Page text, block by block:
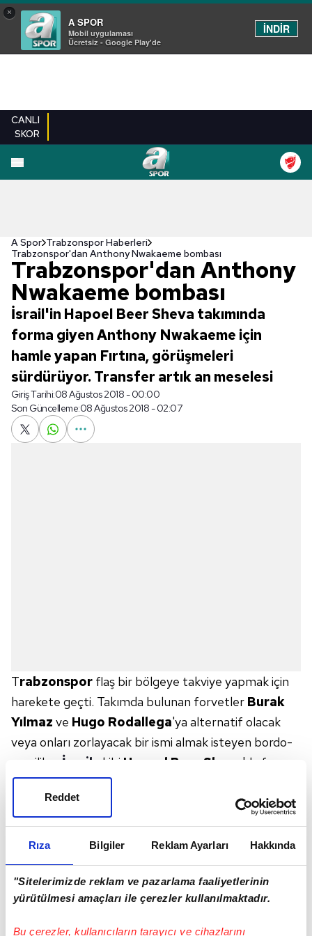
Rıza Bilgiler Reklam Ayarları Hakkında
"Sitelerimizde reklam ve pazarlama faaliyetlerinin
yürütülmesi amaçları ile çerezler kullanılmaktadır.
Bu çerezler, kullanıcıların tarayıcı ve cihazlarını
Reddet
×
A SPOR
Mobil uygulaması
Ücretsiz - Google Play'de
İNDİR
CANLI
SKOR
A Spor Trabzonspor Haberleri
Trabzonspor'dan Anthony Nwakaeme bombası
Trabzonspor'dan Anthony
Nwakaeme bombası
İsrail'in Hapoel Beer Sheva takımında
forma giyen Anthony Nwakaeme için
hamle yapan Fırtına, görüşmeleri
sürdürüyor. Transfer artık an meselesi
Giriş Tarihi:08 Ağustos 2018 - 00:00
Son Güncelleme:08 Ağustos 2018 - 02:07
Trabzonspor flaş bir bölgeye takviye yapmak için
harekete geçti. Takımda bulunan forvetler Burak
Yılmaz ve Hugo Rodallega'ya alternatif olacak
veya onları zorlayacak bir ismi almak isteyen bordo-
mavililer, İsrail ekibi Hapoel Beer Sheva 'da forma
giyen 29 yaşındaki Nijeryalı forvet
Nwakaeme 'yi gündemine aldı. Kulübüyle 1 yıllık daha
sözleşmesi bulunanNwakaemeiçin bonservis
pazarlığı yapanKaradeniz ekibibu transferi uygun
bir maliyetle sonuçlandırmayı amaçlıyor.
1 MİLYON 500 BİN EURO
Forvethattında ve sol kanatta görev yapabilen
Nwakaeme geçtiğimiz sezon 33 maçta